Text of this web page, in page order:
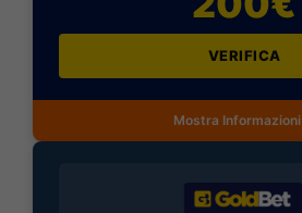
VERIFICA
Mostra Informazioni